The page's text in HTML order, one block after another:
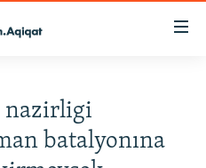
nazirligi
batalyonına